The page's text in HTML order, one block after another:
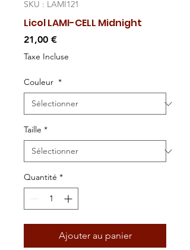
SKU : LAMI121
Licol LAMI-CELL Midnight
21,00 €Prix
Taxe Incluse
Couleur *
Taille *
Quantité *
Ajouter au panier